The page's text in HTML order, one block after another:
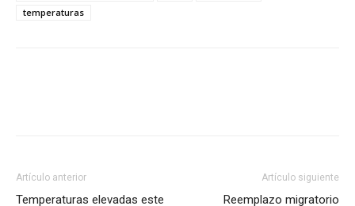
temperaturas
Artículo anterior
Temperaturas elevadas este
Artículo siguiente
Reemplazo migratorio